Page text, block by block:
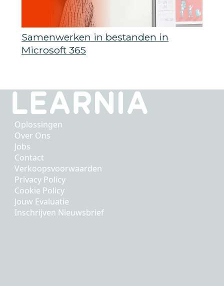
Samenwerken in bestanden in
Microsoft 365
Oplossingen
Over Ons
Jobs
Contact
Verkoopsvoorwaarden
Privacy Policy
Cookie Policy
Jouw Evaluatie
Inschrijven Nieuwsbrief